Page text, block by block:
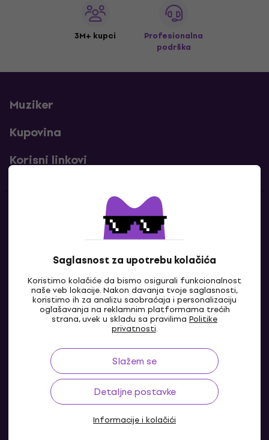
Saglasnost za upotrebu kolačića
Koristimo kolačiće da bismo osigurali funkcionalnost
naše veb lokacije. Nakon davanja tvoje saglasnosti,
koristimo ih za analizu saobraćaja i personalizaciju
oglašavanja na reklamnim platformama trećih
strana, uvek u skladu sa pravilima Politike
privatnosti.
Slažem se
Detaljne postavke
Informacije i kolačići
3M+ kupci
Profesionalna
podrška
Muziker
Kupovina
Korisni linkovi
Kontakti
Kontaktiraj nas
BA